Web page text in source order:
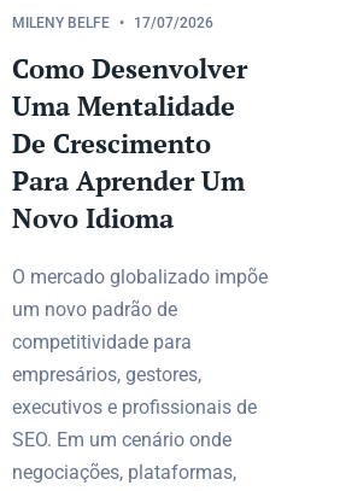
MILENY BELFE 17/07/2026
Como Desenvolver
Uma Mentalidade
De Crescimento
Para Aprender Um
Novo Idioma
O mercado globalizado impõe
um novo padrão de
competitividade para
empresários, gestores,
executivos e profissionais de
SEO. Em um cenário onde
negociações, plataformas,